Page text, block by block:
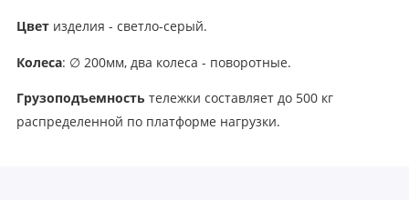
Цвет изделия - светло-серый.
Колеса: ∅ 200мм, два колеса - поворотные.
Грузоподъемность тележки составляет до 500 кг
распределенной по платформе нагрузки.